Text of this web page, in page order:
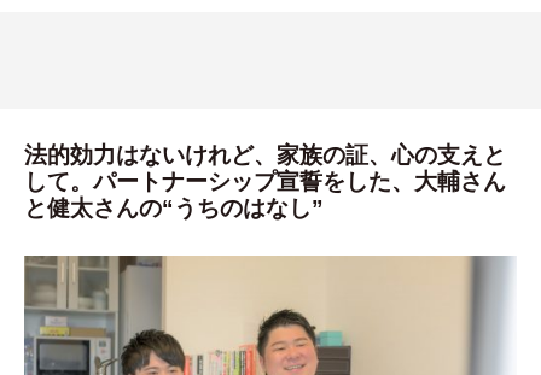
法的効力はないけれど、家族の証、心の支えと
して。パートナーシップ宣誓をした、大輔さん
と健太さんの“うちのはなし”